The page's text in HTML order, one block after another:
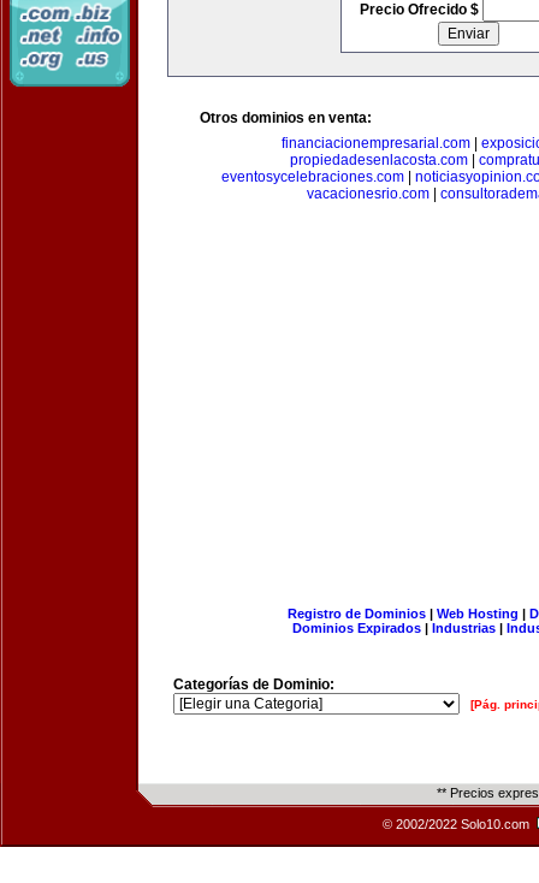
Precio Ofrecido $
Otros dominios en venta:
financiacionempresarial.com
propiedadesenlacosta.com
eventosycelebraciones.com|
vacacionesrio.com
Registro de Dominios| Web Hosting |
Dominios Expirados | Industrias |
Categorías de Dominio:
[Pág.
** Precios
© 2002/2022 Solo10.com